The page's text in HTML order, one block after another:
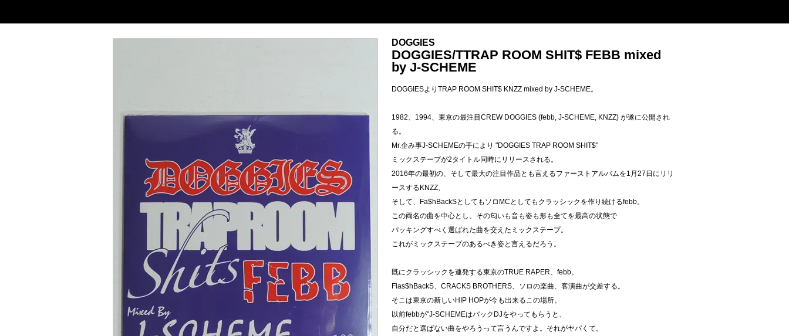
DOGGIES
DOGGIES/TTRAP ROOM SHIT$ FEBB mixed
by J-SCHEME
DOGGIESよりTRAP ROOM SHIT$ KNZZ mixed by J-SCHEME。
1982、1994、東京の最注目CREW DOGGIES (febb, J-SCHEME, KNZZ) が遂に公開され
る。
Mr.企み事J-SCHEMEの手により "DOGGIES TRAP ROOM SHIT$"
ミックステープが2タイトル同時にリリースされる。
2016年の最初の、そして最大の注目作品とも言えるファーストアルバムを1月27日にリリ
ースするKNZZ、
そして、Fa$hBackSとしてもソロMCとしてもクラッシックを作り続けるfebb。
この両名の曲を中心とし、その匂いも音も姿も形も全てを最高の状態で
パッキングすべく選ばれた曲を交えたミックステープ。
これがミックステープのあるべき姿と言えるだろう。
既にクラッシックを連発する東京のTRUE RAPER、febb。
Flas$hBackS、CRACKS BROTHERS、ソロの楽曲、客演曲が交差する。
そこは東京の新しいHIP HOPが今も出来るこの場所。
以前febbが"J-SCHEMEはバックDJをやってもらうと、
自分だと選ばない曲をやろうって言うんですよ。それがヤバくて。